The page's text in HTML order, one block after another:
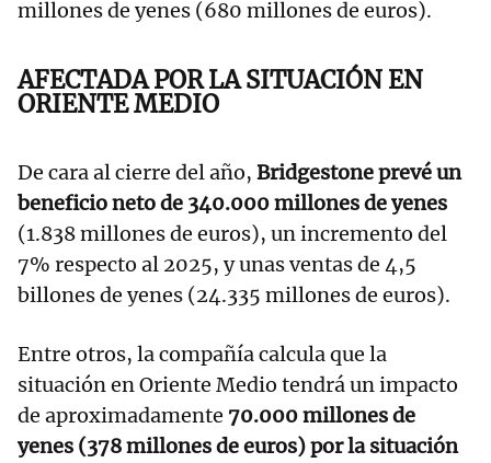
millones de yenes (680 millones de euros).
AFECTADA POR LA SITUACIÓN EN
ORIENTE MEDIO
De cara al cierre del año, Bridgestone prevé un
beneficio neto de 340.000 millones de yenes
(1.838 millones de euros), un incremento del
7% respecto al 2025, y unas ventas de 4,5
billones de yenes (24.335 millones de euros).
Entre otros, la compañía calcula que la
situación en Oriente Medio tendrá un impacto
de aproximadamente 70.000 millones de
yenes (378 millones de euros) por la situación